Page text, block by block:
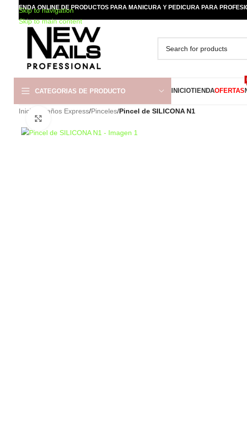
Skip to navigation
Skip to main content
TIENDA ONLINE DE PRODUCTOS PARA MANICURA Y PEDICURA PARA
CATEGORIAS DE PRODUCTO INICIOTIENDAOFERTAS
Inicio
Diseños Express/Pinceles/Pincel de SILICONA N1